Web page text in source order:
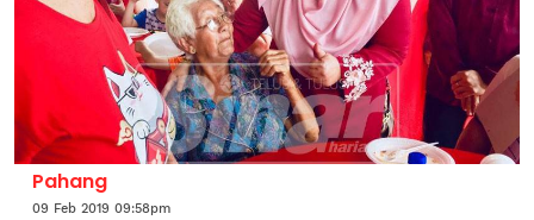
Pahang
09 Feb 2019 09:58pm